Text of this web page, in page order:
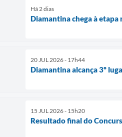
Há 2 dias
Diamantina chega à
20 JUL 2026 - 17h44
Diamantina alcança 3º
15 JUL 2026 - 15h20
Resultado final do